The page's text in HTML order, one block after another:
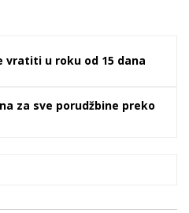
vratiti u roku od 15 dana
za sve porudžbine preko